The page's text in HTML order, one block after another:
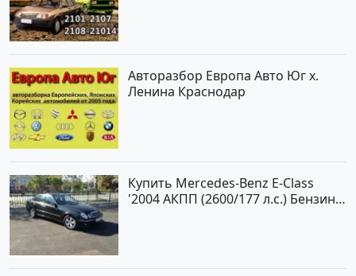
Авторазбор Европа Авто Юг х.
Ленина Краснодар
Купить Mercedes-Benz E-Class
'2004 АКПП (2600/177 л.с.) Бензин